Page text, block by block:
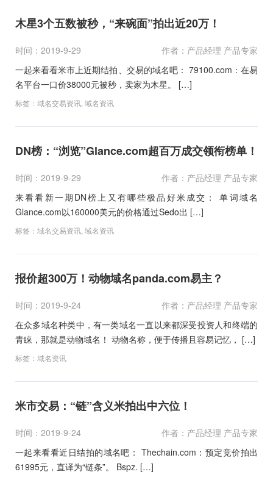
木星3个五数被秒，“来碗面”拍出近20万！
时间：2019-9-29
作者：产品经理 产品专家
一起来看看米市上近期结拍、交易的域名吧： 79100.com：在易
名平台一口价38000元被秒，卖家为木星。 […]
标签： 域名交易资讯 域名资讯
DN榜：“浏览”Glance.com超百万成交领衔榜单！
时间：2019-9-29
作者：产品经理 产品专家
来看看新一期DN榜上又有哪些极品好米成交： 单词域名
Glance.com以160000美元的价格通过Sedo出 […]
标签： 域名交易资讯 域名资讯
报价超300万！动物域名panda.com易主？
时间：2019-9-24
作者：产品经理 产品专家
在众多域名种类中，有一类域名一直以来都深受投资人和终端的
青睐，那就是动物域名！ 动物名称，便于传播且容易记忆， […]
标签： 域名资讯
米市交易：“链”含义米拍出中六位！
时间：2019-9-24
作者：产品经理 产品专家
一起来看看近日结拍的域名吧： Thechain.com：预定竞价拍出
61995元，直译为“链条”。 Bspz. […]